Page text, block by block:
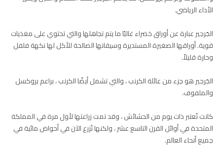
الأداء الرياضي.
الجَرجير عبارة عن أوراق خضراء غالبًا ما يتم تجاهلها والتي تحتوي على مغذيات
قوية. أوراقها الصغيرة المستديرة وسيقانها الصالحة للأكل لها نكهة فلفل
وحارة قليلاً.
الجَرجير هو جزء من عائلة الكرنب ، والتي تشمل أيضًا الكرنب ، براعم بروكسل
والملفوف.
كانت تُعتبر ذات يوم من الحشائش ، وقد تمت زراعتها لأول مرة في المملكة
المتحدة في أوائل القرن التاسع عشر ، ولكنها تُزرع الآن في أحواض مائية في
جميع أنحاء العالم.